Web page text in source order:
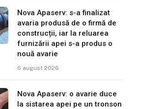
Nova Apaserv: s-a finalizat
avaria produsă de o firmă de
construcții, iar la reluarea
furnizării apei s-a produs o
nouă avarie
6 august 2026
Nova Apaserv: o avarie duce
la sistarea apei pe un tronson